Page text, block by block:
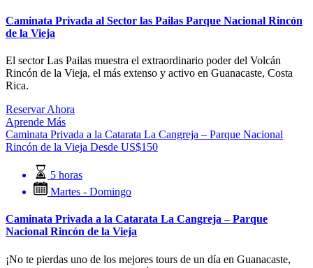
Caminata Privada al Sector las Pailas Parque Nacional Rincón
de la Vieja
El sector Las Pailas muestra el extraordinario poder del Volcán
Rincón de la Vieja, el más extenso y activo en Guanacaste, Costa
Rica.
Reservar Ahora
Aprende Más
Caminata Privada a la Catarata La Cangreja – Parque Nacional
Rincón de la Vieja Desde US$150
5 horas
Martes - Domingo
Caminata Privada a la Catarata La Cangreja – Parque
Nacional Rincón de la Vieja
¡No te pierdas uno de los mejores tours de un día en Guanacaste,